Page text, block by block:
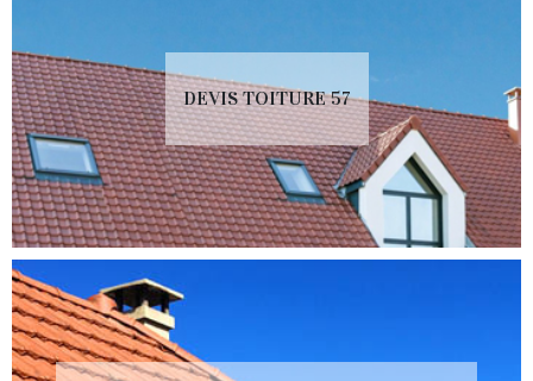
DEVIS TOITURE 57